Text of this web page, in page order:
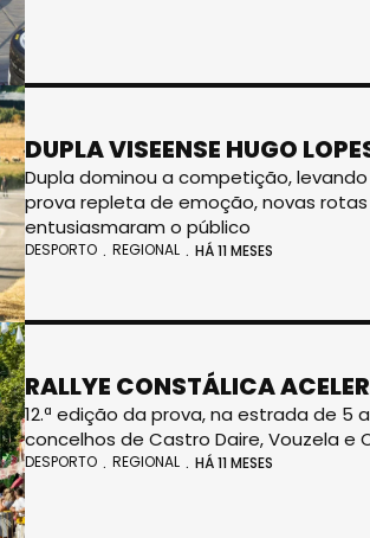
DUPLA VISEENSE HUGO
Dupla dominou a competição,
prova repleta de emoção, novas
entusiasmaram o público
DESPORTO REGIONAL HÁ 11 MESES
RALLYE CONSTÁLICA
12.ª edição da prova, na estrada de
concelhos de Castro Daire, Vouzela
DESPORTO REGIONAL HÁ 11 MESES